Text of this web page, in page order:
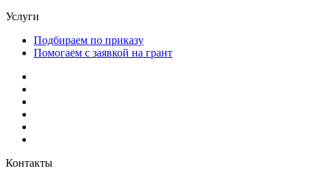
Услуги
Подбираем по приказу
Помогаем с заявкой на грант
Контакты